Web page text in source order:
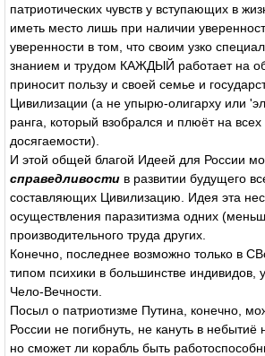
патриотических чувств у вступающих в
иметь место лишь при наличии
уверенности в том, что своим узко
знанием и трудом КАЖДЫЙ работает на
приносит пользу и своей семье и
Цивилизации (а не упырю-олигарху или
ранга, который взобрался и плюёт на
досягаемости).
И этой общей благой Идеей для России
справедливости в развитии будущего
составляющих Цивилизацию. Идея эта
осуществления паразитизма одних
производительного труда других.
Конечно, последнее возможно только в
типом психики в большинстве индивидов,
Чело-Вечности.
Посыл о патриотизме Путина, конечно,
России не погибнуть, не кануть в небытиё
но сможет ли корабль быть